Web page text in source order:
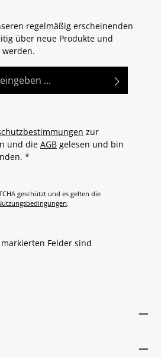
regelmäßig erscheinenden
über neue Produkte und
zur
und die AGB gelesen und bin
*
geschützt und es gelten die
.
Felder sind